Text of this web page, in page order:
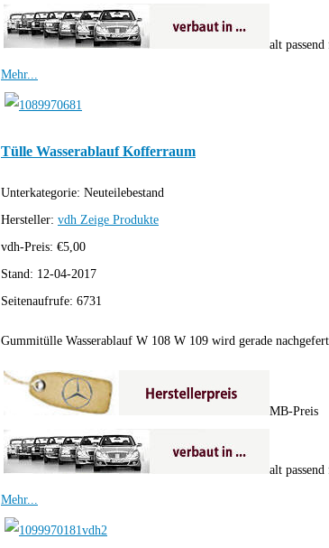
alt
Mehr...
Tülle Wasserablauf Kofferraum
Unterkategorie: Neuteilebestand
Hersteller: vdh Zeige Produkte
vdh-Preis: €5,00
Stand: 12-04-2017
Seitenaufrufe: 6731
Gummitülle Wasserablauf W 108 W 109 wird gerade
MB-Preis
alt
Mehr...